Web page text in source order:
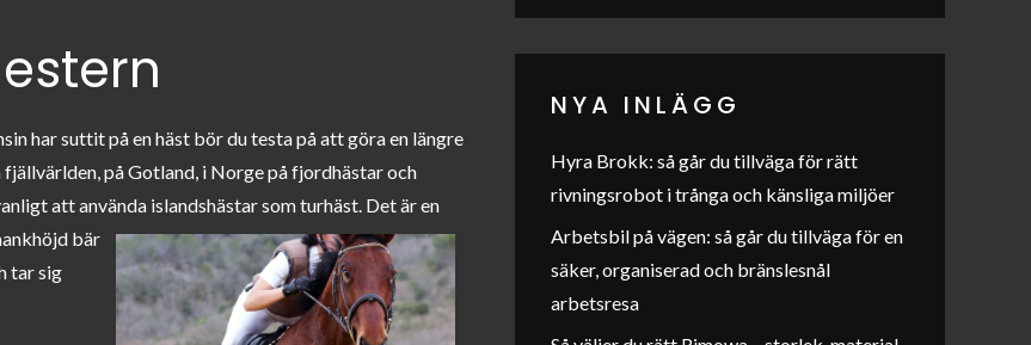
har suttit på en häst bör du testa på att göra en längre
på Gotland, i Norge på fjordhästar och
att använda islandshästar som turhäst. Det är en
bär
tar sig
NYA INLÄGG
Hyra Brokk: så går du tillväga för rätt
rivningsrobot i trånga och känsliga miljöer
Arbetsbil på vägen: så går du tillväga för en
säker, organiserad och bränslesnål
arbetsresa